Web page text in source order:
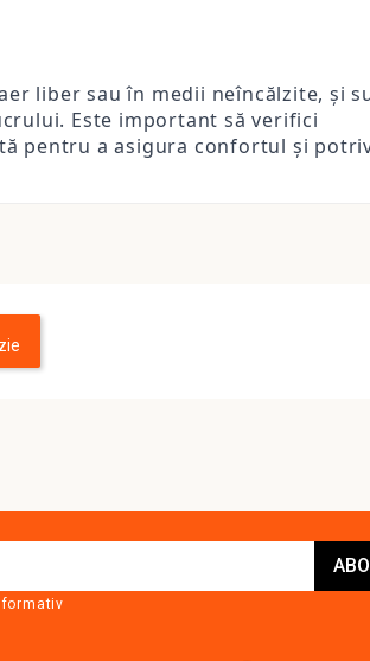
liber sau în medii neîncălzite, și
Este important să verifici
pentru a asigura confortul și